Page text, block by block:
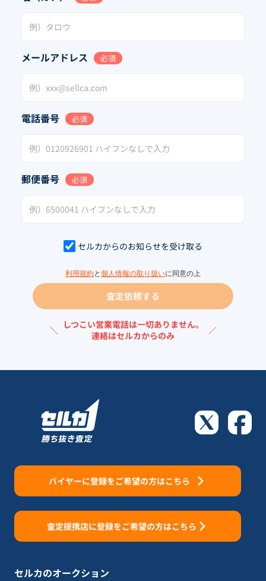
メールアドレス 必須
電話番号 必須
郵便番号 必須
セルカからのお知らせを受け取る
利用規約と 個人情報の取り扱いに同意の上
査定依頼する
＼ しつこい営業電話は一切ありません。
連絡はセルカからのみ
／
バイヤーに登録をご希望の方はこちら
査定提携店に登録をご希望の方はこちら
セルカのオークション